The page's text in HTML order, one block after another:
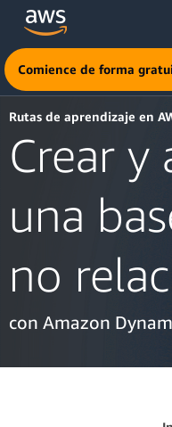
Saltar al contenido principal
Haga clic aquí
Comience de forma
Rutas de aprendizaje en
Crear y
una
no
con Amazon